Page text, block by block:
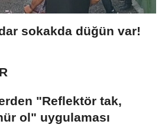
sokakda düğün var!
"Reflektör tak,
ol" uygulaması